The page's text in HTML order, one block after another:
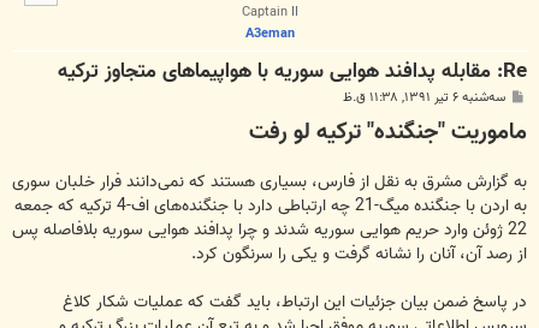
Captain II
A3eman
Re: مقابله پدافند هوایی سوریه با هواپیما‌های متجاوز ترکیه
پ
ت
سه‌شنبه ۶ تیر ۱۳۹۱, ۱۱:۳۸ ق.ظ
ماموریت "جنگنده" ترکیه لو رفت
به گزارش مشرق به نقل از فارس، بسیاری هستند که نمی‌دانند فرار خلبان سوری
به اردن با جنگنده میگ-21 چه ارتباطی دارد با جنگنده‌های اف-4 ترکیه که جمعه
22 ژوئن وارد حریم هوایی سوریه شدند و چرا پدافند هوایی سوریه بلافاصله پس
از رصد آن، آنان را نشانه گرفت و یکی را سرنگون کرد.
در پاسخ ضمن بیان جزئیات این ارتباط،‌ باید گفت که عملیات شکار کلاغ